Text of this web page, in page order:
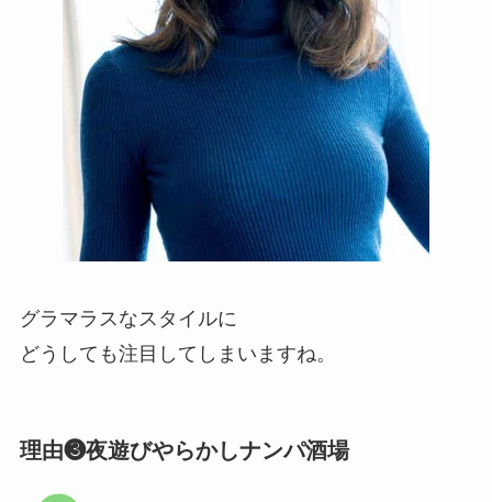
グラマラスなスタイルに
どうしても注目してしまいますね。
理由❸夜遊びやらかしナンパ酒場